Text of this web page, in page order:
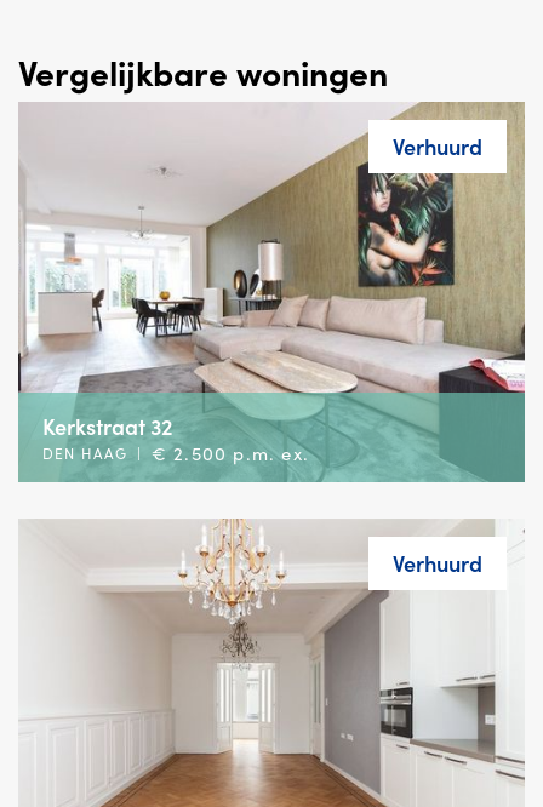
Vergelijkbare woningen
Verhuurd
Kerkstraat 32
DEN HAAG | € 2.500 p.m. ex.
Verhuurd